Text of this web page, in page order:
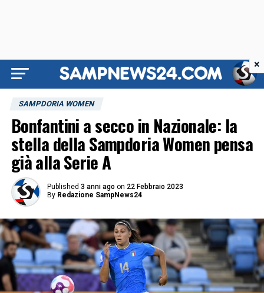
SAMPDORIA WOMEN
Bonfantini a secco in Nazionale: la
stella della Sampdoria Women pensa
già alla Serie A
Published 3 anni ago on 22 Febbraio 2023
By Redazione SampNews24
×